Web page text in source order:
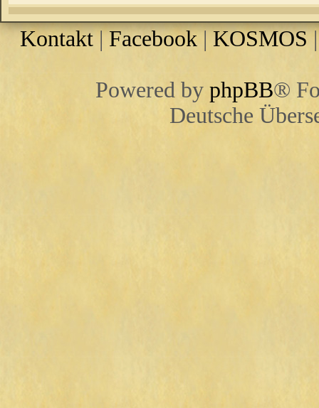
Kontakt |Facebook | KOSMOS
Powered by phpBB®
Deutsche